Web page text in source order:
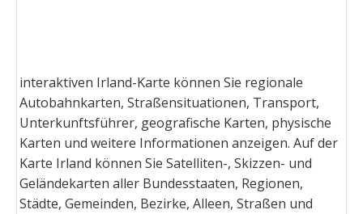
interaktiven Irland-Karte können Sie regionale
Autobahnkarten, Straßensituationen, Transport,
Unterkunftsführer, geografische Karten, physische
Karten und weitere Informationen anzeigen. Auf der
Karte Irland können Sie Satelliten-, Skizzen- und
Geländekarten aller Bundesstaaten, Regionen,
Städte, Gemeinden, Bezirke, Alleen, Straßen und